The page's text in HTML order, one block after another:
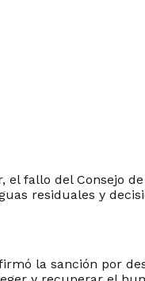
fallo del Consejo
residuales y
la sanción por